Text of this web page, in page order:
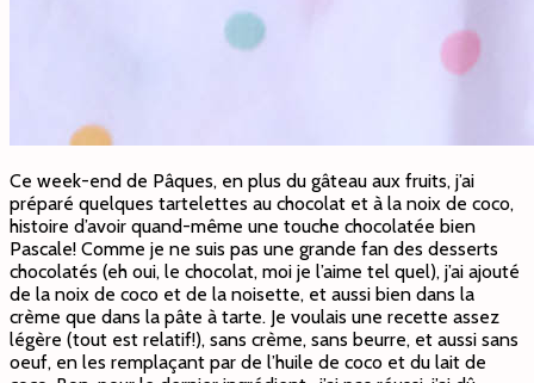
Ce week-end de Pâques, en plus du gâteau aux fruits, j’ai
préparé quelques tartelettes au chocolat et à la noix de coco,
histoire d’avoir quand-même une touche chocolatée bien
Pascale! Comme je ne suis pas une grande fan des desserts
chocolatés (eh oui, le chocolat, moi je l’aime tel quel), j’ai ajouté
de la noix de coco et de la noisette, et aussi bien dans la
crème que dans la pâte à tarte. Je voulais une recette assez
légère (tout est relatif!), sans crème, sans beurre, et aussi sans
oeuf, en les remplaçant par de l’huile de coco et du lait de